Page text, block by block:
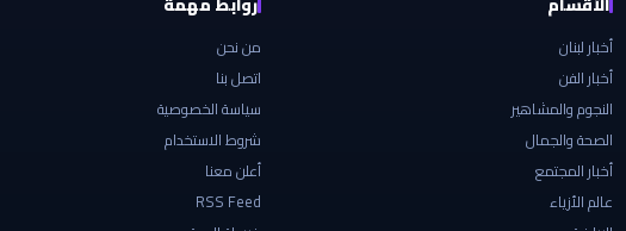
أخبار لبنان
أخبار الفن
النجوم والمشاهير
الصحة والجمال
أخبار المجتمع
عالم الأزياء
من نحن
اتصل بنا
سياسة الخصوصية
شروط الاستخدام
أعلن معنا
RSS Feed